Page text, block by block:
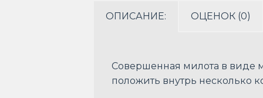
ОПИСАНИЕ: ОЦЕНОК (0)
Совершенная милота в виде
положить внутрь несколько